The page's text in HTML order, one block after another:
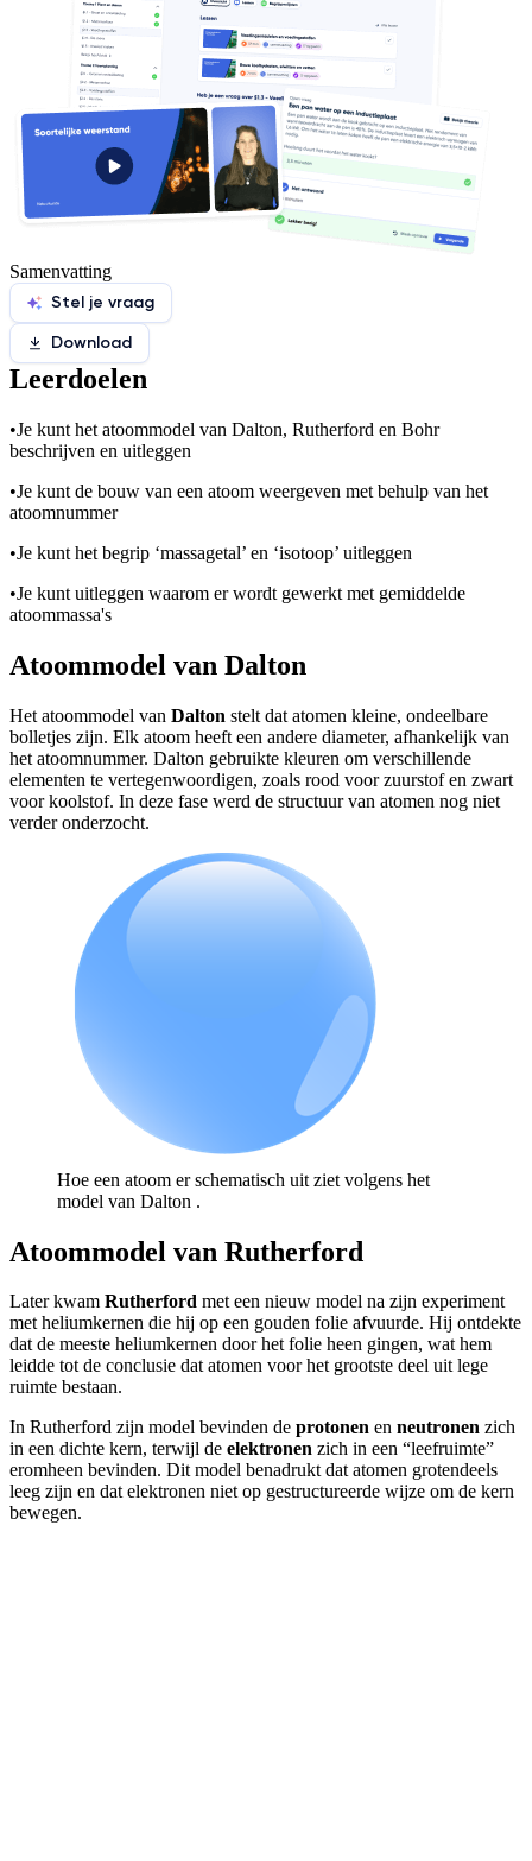
Samenvatting
Stel je vraag
Download
Leerdoelen
•Je kunt het atoommodel van Dalton, Rutherford en Bohr
beschrijven en uitleggen
•Je kunt de bouw van een atoom weergeven met behulp van het
atoomnummer
•Je kunt het begrip ‘massagetal’ en ‘isotoop’ uitleggen
•Je kunt uitleggen waarom er wordt gewerkt met gemiddelde
atoommassa's
Atoommodel van Dalton
Het atoommodel van Dalton stelt dat atomen kleine, ondeelbare
bolletjes zijn. Elk atoom heeft een andere diameter, afhankelijk van
het atoomnummer. Dalton gebruikte kleuren om verschillende
elementen te vertegenwoordigen, zoals rood voor zuurstof en zwart
voor koolstof. In deze fase werd de structuur van atomen nog niet
verder onderzocht.
Hoe een atoom er schematisch uit ziet volgens het
model van Dalton .
Atoommodel van Rutherford
Later kwam Rutherford met een nieuw model na zijn experiment
met heliumkernen die hij op een gouden folie afvuurde. Hij ontdekte
dat de meeste heliumkernen door het folie heen gingen, wat hem
leidde tot de conclusie dat atomen voor het grootste deel uit lege
ruimte bestaan.
In Rutherford zijn model bevinden de protonen en neutronen zich
in een dichte kern, terwijl de elektronen zich in een “leefruimte”
eromheen bevinden. Dit model benadrukt dat atomen grotendeels
leeg zijn en dat elektronen niet op gestructureerde wijze om de kern
bewegen.